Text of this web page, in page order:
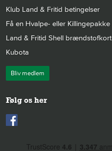
Klub Land & Fritid betingelser
Få en Hvalpe- eller Killingepakke
Land & Fritid Shell brændstofkort
Kubota
Bliv medlem
Følg os her